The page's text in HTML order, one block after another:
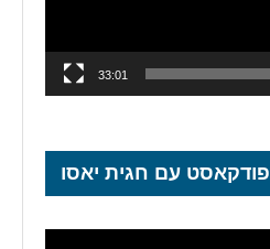
33:01
פודקאסט עם חגית יאסו